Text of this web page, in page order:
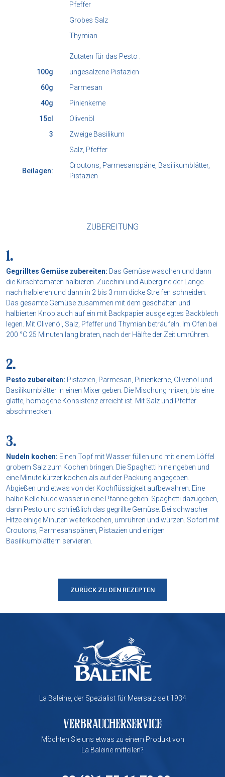
Pfeffer
Grobes Salz
Thymian
Zutaten für das Pesto :
100g
ungesalzene Pistazien
60g
Parmesan
40g
Pinienkerne
15cl
Olivenöl
3
Zweige Basilikum
Salz, Pfeffer
Beilagen:
Croutons, Parmesanspäne, Basilikumblätter,
Pistazien
ZUBEREITUNG
Gegrilltes Gemüse zubereiten: Das Gemüse waschen und dann
die Kirschtomaten halbieren. Zucchini und Aubergine der Länge
nach halbieren und dann in 2 bis 3 mm dicke Streifen schneiden.
Das gesamte Gemüse zusammen mit dem geschälten und
halbierten Knoblauch auf ein mit Backpapier ausgelegtes Backblech
legen. Mit Olivenöl, Salz, Pfeffer und Thymian beträufeln. Im Ofen bei
200 °C 25 Minuten lang braten, nach der Hälfte der Zeit umrühren.
Pesto zubereiten: Pistazien, Parmesan, Pinienkerne, Olivenöl und
Basilikumblätter in einen Mixer geben. Die Mischung mixen, bis eine
glatte, homogene Konsistenz erreicht ist. Mit Salz und Pfeffer
abschmecken.
Nudeln kochen: Einen Topf mit Wasser füllen und mit einem Löffel
grobem Salz zum Kochen bringen. Die Spaghetti hineingeben und
eine Minute kürzer kochen als auf der Packung angegeben.
Abgießen und etwas von der Kochflüssigkeit aufbewahren. Eine
halbe Kelle Nudelwasser in eine Pfanne geben. Spaghetti dazugeben,
dann Pesto und schließlich das gegrillte Gemüse. Bei schwacher
Hitze einige Minuten weiterkochen, umrühren und würzen. Sofort mit
Croutons, Parmesanspänen, Pistazien und einigen
Basilikumblättern servieren.
ZURÜCK ZU DEN REZEPTEN
La Baleine, der Spezialist für Meersalz seit 1934
VERBRAUCHERSERVICE
Möchten Sie uns etwas zu einem Produkt von
La Baleine mitteilen?